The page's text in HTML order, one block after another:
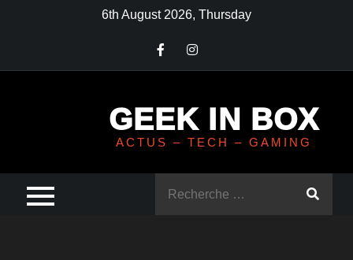
6th August 2026, Thursday
GEEK IN BOX
ACTUS – TECH – GAMING